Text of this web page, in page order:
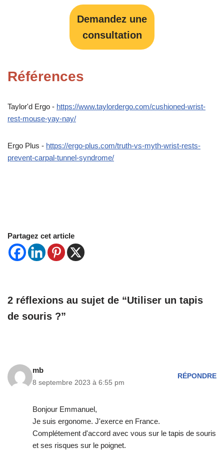
Demandez une
consultation
Références
Taylor'd Ergo - https://www.taylordergo.com/cushioned-wrist-
rest-mouse-yay-nay/
Ergo Plus - https://ergo-plus.com/truth-vs-myth-wrist-rests-
prevent-carpal-tunnel-syndrome/
Partagez cet article
2 réflexions au sujet de “Utiliser un tapis
de souris ?”
mb
8 septembre 2023 à 6:55 pm
RÉPONDRE
Bonjour Emmanuel,
Je suis ergonome. J'exerce en France.
Complétement d'accord avec vous sur le tapis de souris
et ses risques sur le poignet.